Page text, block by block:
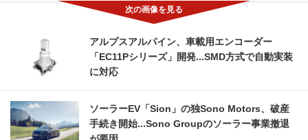
アルプスアルパイン、車載用エンコーダー
「EC11Pシリーズ」開発...SMD方式で自動実装
に対応
ソーラーEV「Sion」の独Sono Motors、破産
手続き開始...Sono Groupのソーラー事業撤退